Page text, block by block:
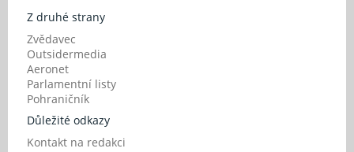
Z druhé strany
Zvědavec
Outsidermedia
Aeronet
Parlamentní listy
Pohraničník
Důležité odkazy
Kontakt na redakci